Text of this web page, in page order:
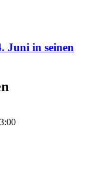
Juni in seinen